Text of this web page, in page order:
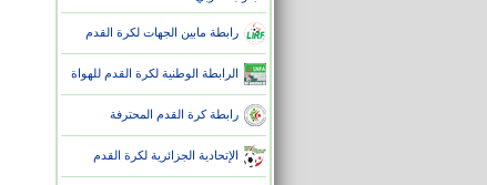
رابطة مابين الجهات لكرة القدم
الرابطة الوطنية لكرة القدم للهواة
رابطة كرة القدم المحترفة
الإتحادية الجزائرية لكرة القدم